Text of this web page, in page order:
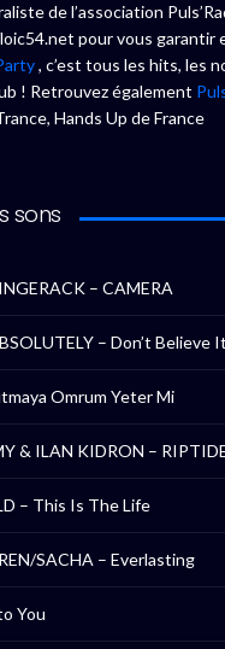
de l’association
pour vous garantir
, c’est tous les hits, les
! Retrouvez également
Hands Up de France
sons
– CAMERA
– Don’t Believe It
Omrum Yeter Mi
& ILAN KIDRON –
– This Is The Life
SACHA – Everlasting
You